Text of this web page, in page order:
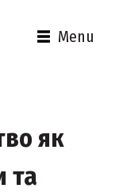
Menu
як
та